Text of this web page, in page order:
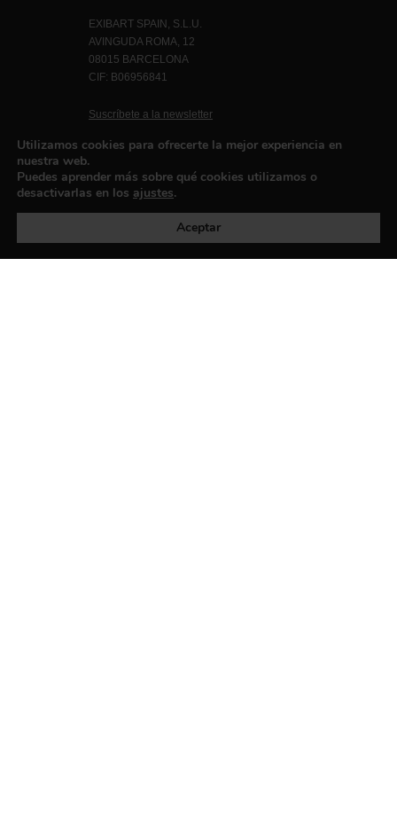
EXIBART SPAIN, S.L.U.
AVINGUDA ROMA, 12
08015 BARCELONA
CIF: B06956841
Suscríbete a la newsletter
Política de privacidad
Utilizamos cookies para ofrecerte la mejor experiencia en
nuestra web.
Puedes aprender más sobre qué cookies utilizamos o
desactivarlas en los ajustes.
Aceptar